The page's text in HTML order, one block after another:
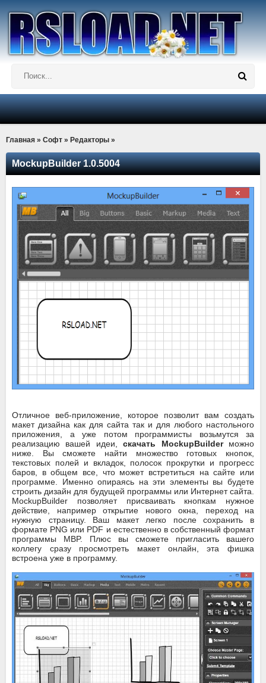
Главная » Софт » Редакторы »
MockupBuilder 1.0.5004
Отличное веб-приложение, которое позволит вам создать
макет дизайна как для сайта так и для любого настольного
приложения, а уже потом программисты возьмутся за
реализацию вашей идеи,скачать MockupBuilder можно
ниже. Вы сможете найти множество готовых кнопок,
текстовых полей и вкладок, полосок прокрутки и прогресс
баров, в общем все, что может встретиться на сайте или
программе. Именно опираясь на эти элементы вы будете
строить дизайн для будущей программы или Интернет сайта.
MockupBuilder позволяет присваивать кнопкам нужное
действие, например открытие нового окна, переход на
нужную страницу. Ваш макет легко после сохранить в
формате PNG или PDF и естественно в собственный формат
программы MBP. Плюс вы сможете пригласить вашего
коллегу сразу просмотреть макет онлайн, эта фишка
встроена уже в программу.